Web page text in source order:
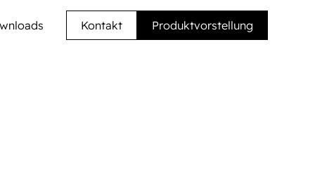
Kontakt Produktvorstellung